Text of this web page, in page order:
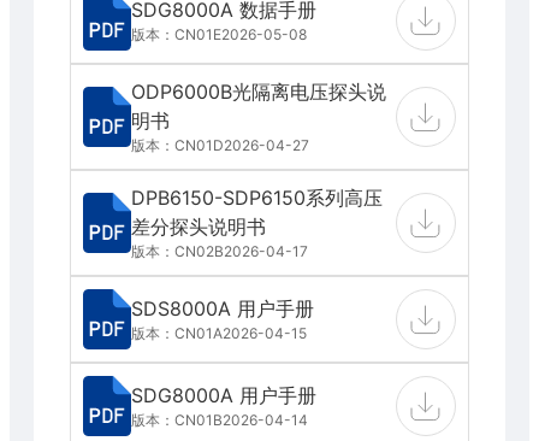
SDG8000A 数据手册
版本：CN01E2026-05-08
ODP6000B光隔离电压探头说
明书
版本：CN01D2026-04-27
DPB6150-SDP6150系列高压
差分探头说明书
版本：CN02B2026-04-17
SDS8000A 用户手册
版本：CN01A2026-04-15
SDG8000A 用户手册
版本：CN01B2026-04-14